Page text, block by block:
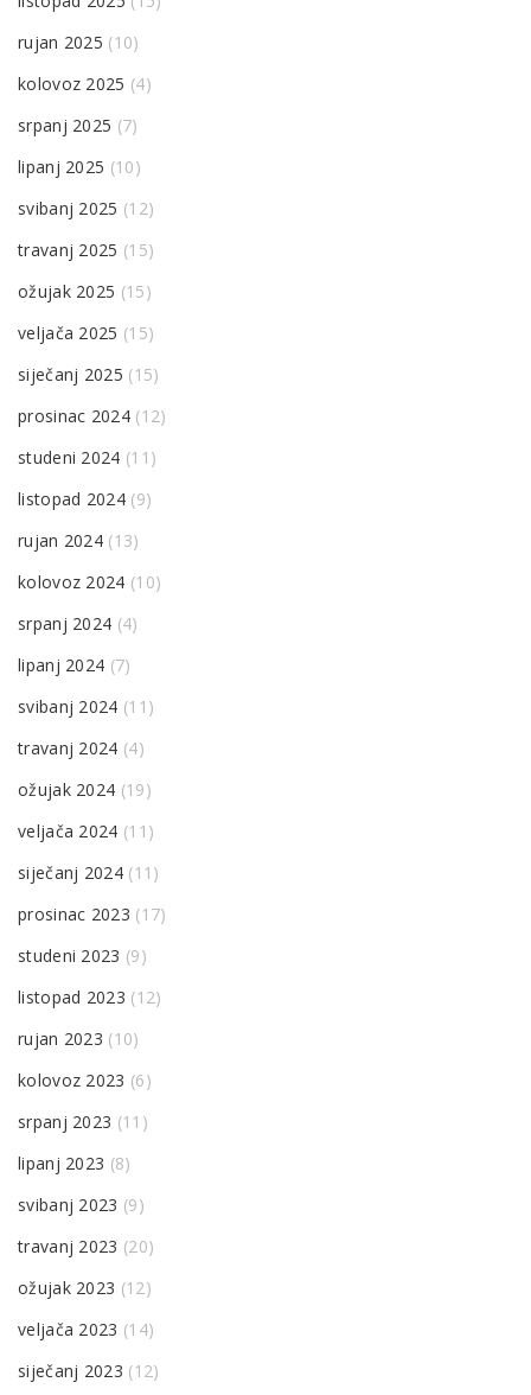
rujan 2025 (10)
kolovoz 2025 (4)
srpanj 2025 (7)
lipanj 2025 (10)
svibanj 2025 (12)
travanj 2025 (15)
ožujak 2025 (15)
veljača 2025 (15)
siječanj 2025 (15)
prosinac 2024(12)
studeni 2024 (11)
listopad 2024(9)
rujan 2024 (13)
kolovoz 2024 (10)
srpanj 2024 (4)
lipanj 2024 (7)
svibanj 2024 (11)
travanj 2024 (4)
ožujak 2024 (19)
veljača 2024 (11)
siječanj 2024(11)
prosinac 2023 (17)
studeni 2023 (9)
listopad 2023 (12)
rujan 2023 (10)
kolovoz 2023 (6)
srpanj 2023 (11)
lipanj 2023 (8)
svibanj 2023 (9)
travanj 2023 (20)
ožujak 2023 (12)
veljača 2023 (14)
siječanj 2023 (12)